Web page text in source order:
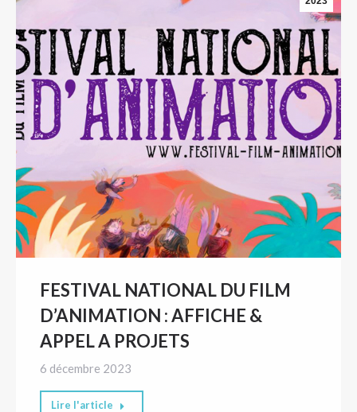
FESTIVAL NATIONAL DU FILM
D’ANIMATION : AFFICHE &
APPEL A PROJETS
6 décembre 2023
Lire l'article